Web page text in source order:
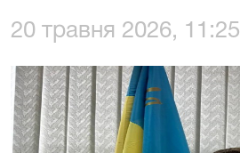
20 травня 2026, 11:25